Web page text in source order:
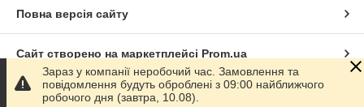
Повна версія сайту
Сайт створено на маркетплейсі Prom.ua
Політика конфіденційності
Зараз у компанії неробочий час. Замовлення та
повідомлення будуть оброблені з 09:00 найближчого
робочого дня (завтра, 10.08).